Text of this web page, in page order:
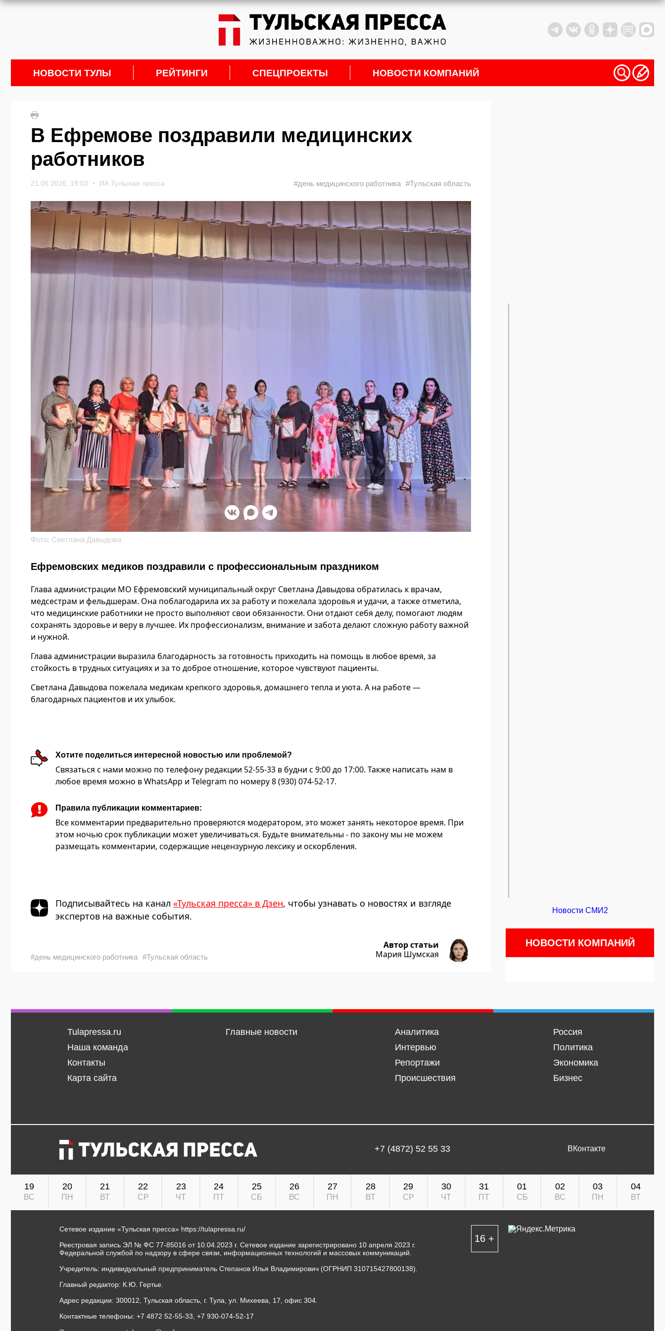
НОВОСТИ ТУЛЫ РЕЙТИНГИ СПЕЦПРОЕКТЫ НОВОСТИ КОМПАНИЙ
В Ефремове поздравили медицинских
работников
21.06.2026, 19:03 ИА Тульская пресса #день медицинского работника #Тульская область
Фото: Светлана Давыдова
Ефремовских медиков поздравили с профессиональным праздником
Глава администрации МО Ефремовский муниципальный округ Светлана Давыдова обратилась к врачам,
медсестрам и фельдшерам. Она поблагодарила их за работу и пожелала здоровья и удачи, а также отметила,
что медицинские работники не просто выполняют свои обязанности. Они отдают себя делу, помогают людям
сохранять здоровье и веру в лучшее. Их профессионализм, внимание и забота делают сложную работу важной
и нужной.
Глава администрации выразила благодарность за готовность приходить на помощь в любое время, за
стойкость в трудных ситуациях и за то доброе отношение, которое чувствуют пациенты.
Светлана Давыдова пожелала медикам крепкого здоровья, домашнего тепла и уюта. А на работе —
благодарных пациентов и их улыбок.
Хотите поделиться интересной новостью или проблемой?
Связаться с нами можно по телефону редакции 52-55-33 в будни с 9:00 до 17:00. Также написать нам в
любое время можно в WhatsApp и Telegram по номеру 8 (930) 074-52-17.
Правила публикации комментариев:
Все комментарии предварительно проверяются модератором, это может занять некоторое время. При
этом ночью срок публикации может увеличиваться. Будьте внимательны - по закону мы не можем
размещать комментарии, содержащие нецензурную лексику и оскорбления.
Подписывайтесь на канал «Тульская пресса» в Дзен, чтобы узнавать о новостях и взгляде
экспертов на важные события.
#день медицинского работника #Тульская область
Автор статьи
Мария Шумская
Новости СМИ2
НОВОСТИ КОМПАНИЙ
Tulapressa.ru
Наша команда
Контакты
Карта сайта
Главные новости
Аналитика
Интервью
Репортажи
Происшествия
Россия
Политика
Экономика
Бизнес
+7 (4872) 52 55 33 ВКонтакте
19
ВС
20
ПН
21
ВТ
22
СР
23
ЧТ
24
ПТ
25
СБ
26
ВС
27
ПН
28
ВТ
29
СР
30
ЧТ
31
ПТ
01
СБ
02
ВС
03
ПН
04
ВТ
Сетевое издание «Тульская пресса» https://tulapressa.ru/
Реестровая запись ЭЛ № ФС 77-85016 от 10.04.2023 г. Сетевое издание зарегистрировано 10 апреля 2023 г.
Федеральной службой по надзору в сфере связи, информационных технологий и массовых коммуникаций.
Учредитель: индивидуальный предприниматель Степанов Илья Владимирович (ОГРНИП 310715427800138).
Главный редактор: К.Ю. Гертье.
Адрес редакции: 300012, Тульская область, г. Тула, ул. Михеева, 17, офис 304.
Контактные телефоны: +7 4872 52-55-33, +7 930-074-52-17
16 +